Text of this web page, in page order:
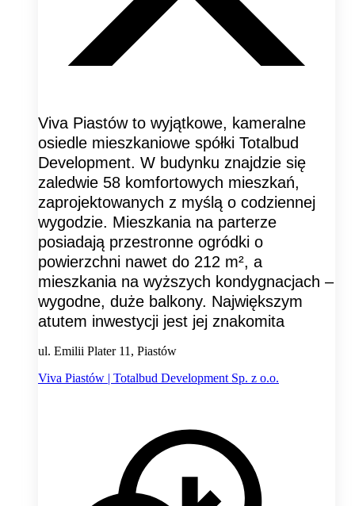
Viva Piastów to wyjątkowe, kameralne
osiedle mieszkaniowe spółki Totalbud
Development. W budynku znajdzie się
zaledwie 58 komfortowych mieszkań,
zaprojektowanych z myślą o codziennej
wygodzie. Mieszkania na parterze
posiadają przestronne ogródki o
powierzchni nawet do 212 m², a
mieszkania na wyższych kondygnacjach –
wygodne, duże balkony. Największym
atutem inwestycji jest jej znakomita
ul. Emilii Plater 11, Piastów
Viva Piastów | Totalbud Development Sp. z o.o.